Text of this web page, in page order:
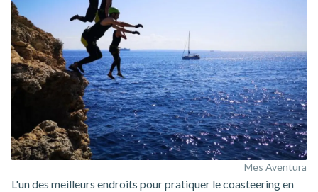
Mes Aventura
L'un des meilleurs endroits pour pratiquer le coasteering en